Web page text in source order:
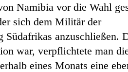
Namibia vor die Wahl
sich dem Militär der
Südafrikas anzuschließen.
war, verpflichtete man
eines Monats eine